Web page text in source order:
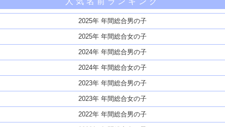
2025年 年間総合男の子
2025年 年間総合女の子
2024年 年間総合男の子
2024年 年間総合女の子
2023年 年間総合男の子
2023年 年間総合女の子
2022年 年間総合男の子